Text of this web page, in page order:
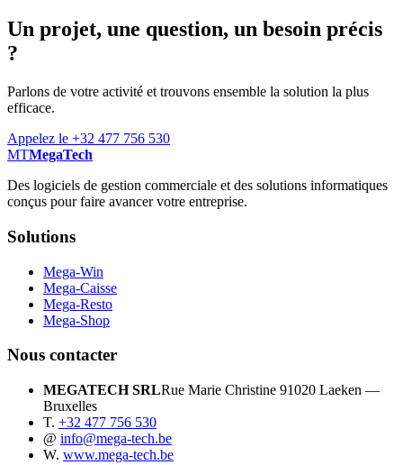
Un projet, une question, un besoin précis
?
Parlons de votre activité et trouvons ensemble la solution la plus
efficace.
Appelez le +32 477 756 530
MTMegaTech
Des logiciels de gestion commerciale et des solutions informatiques
conçus pour faire avancer votre entreprise.
Solutions
Mega-Win
Mega-Caisse
Mega-Resto
Mega-Shop
Nous contacter
MEGATECH SRLRue Marie Christine 91020 Laeken —
Bruxelles
T. +32 477 756 530
@ info@mega-tech.be
W. www.mega-tech.be